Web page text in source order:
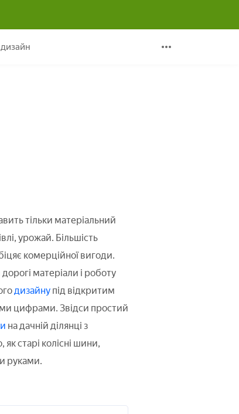
тільки матеріальний
урожай. Більшість
комерційної вигоди.
дорогі матеріали і роботу
дизайну під відкритим
цифрами. Звідси простий
на дачній ділянці з
як старі колісні шини,
руками.